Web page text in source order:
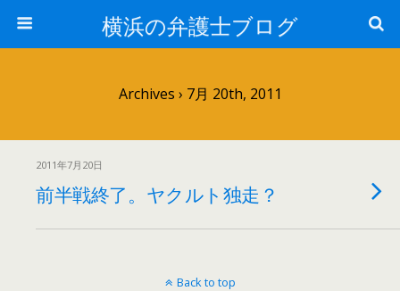
横浜の弁護士ブログ
Archives › 7月 20th, 2011
2011年7月20日
前半戦終了。ヤクルト独走？
Back to top